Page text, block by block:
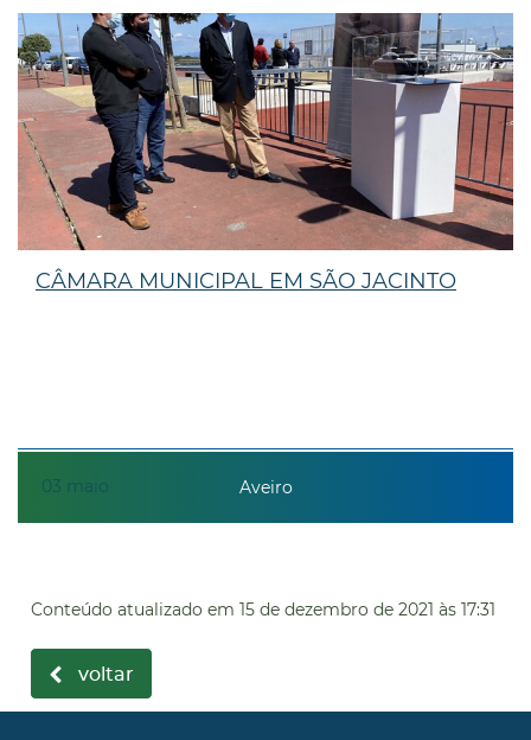
03 maio
CÂMARA MUNICIPAL EM SÃO JACINTO
Aveiro
Conteúdo atualizado em 15 de dezembro de 2021 às 17:31
voltar